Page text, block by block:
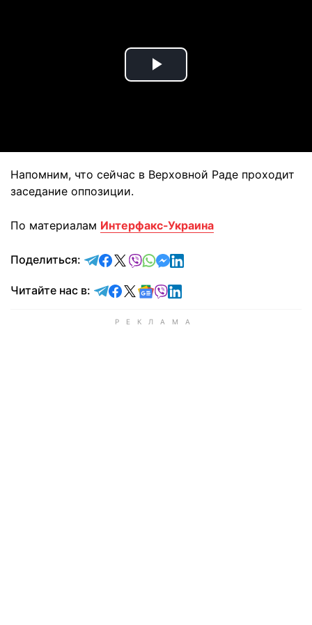
Play
Напомним, что сейчас в Верховной Раде проходит
заседание оппозиции.
По материалам Интерфакс-Украина
Поделиться: отправить в Telegram
поделиться в Facebook
поделиться в X
отправить в Viber
отправить в Whatsapp
отправить в Messenger
отправить в LinkedIn
Читайте нас в: Читайте в Telegram
Читайте в Facebook
Читайте в X
Читайте в Google news
Читайте в Viber
Читайте в LinkedIn